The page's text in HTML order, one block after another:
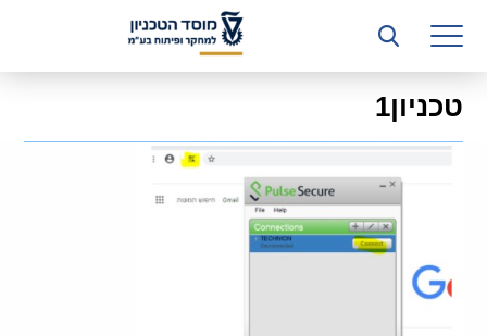
רשות המחקר
היחידה העסקית (T3)
קשרי תעשייה
המכון הישראלי לטכנולוגיות ייצור חומרים
משאבי אנוש
טכניון1